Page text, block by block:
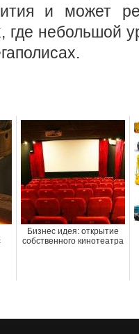
и может
где небольшой
Бизнес идея: открытие
собственного кинотеатра